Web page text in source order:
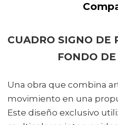
CUADRO SIGNO DE
FONDO
Una obra que combina
movimiento en una
Este diseño exclusivo